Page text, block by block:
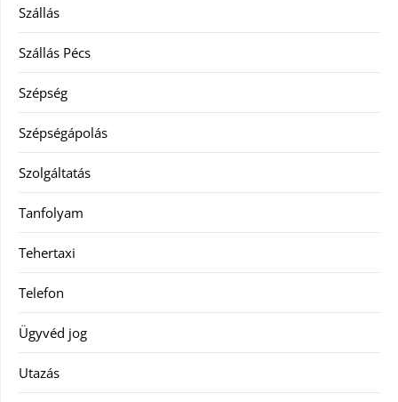
Szállás
Szállás Pécs
Szépség
Szépségápolás
Szolgáltatás
Tanfolyam
Tehertaxi
Telefon
Ügyvéd jog
Utazás